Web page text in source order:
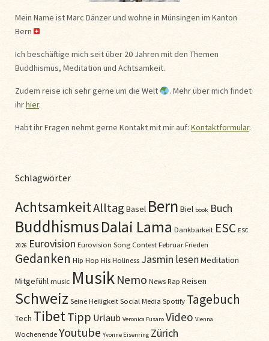
Mein Name ist Marc Dänzer und wohne in Münsingen im Kanton
Bern
Ich beschäftige mich seit über 20 Jahren mit den Themen
Buddhismus, Meditation und Achtsamkeit.
Zudem reise ich sehr gerne um die Welt
. Mehr über mich findet
ihrhier.
Habt ihr Fragen nehmt gerne Kontakt mit mir auf: Kontaktformular.
Schlagwörter
AchtsamkeitAlltag Basel Bern Biel book Buch
BuddhismusDalai Lama Dankbarkeit ESC ESC
2026 Eurovision Eurovision Song ContestFebruarFrieden
Gedanken Hip Hop His Holiness Jasmin lesenMeditation
Mitgefühlmusic Musik Nemo NewsRap Reisen
Schweiz Seine HeiligkeitSocial Media Spotify Tagebuch
Tech TibetTipp Urlaub Veronica Fusaro Video Vienna
WochenendeYoutube Yvonne Eisenring Zürich